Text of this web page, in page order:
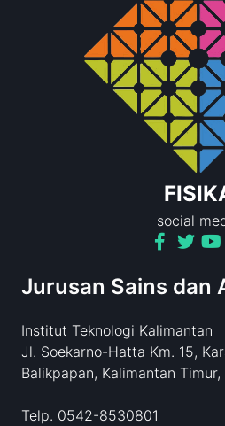
social
Jurusan Sains dan
Institut Teknologi Kalimantan
Jl. Soekarno-Hatta Km. 15,
Balikpapan, Kalimantan Timur,
Telp. 0542-8530801